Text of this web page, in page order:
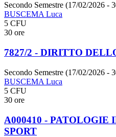
Secondo Semestre (17/02/2026 -
BUSCEMA Luca
5 CFU
30 ore
7827/2 - DIRITTO
Secondo Semestre (17/02/2026 -
BUSCEMA Luca
5 CFU
30 ore
A000410 - PATOLOGIE
SPORT